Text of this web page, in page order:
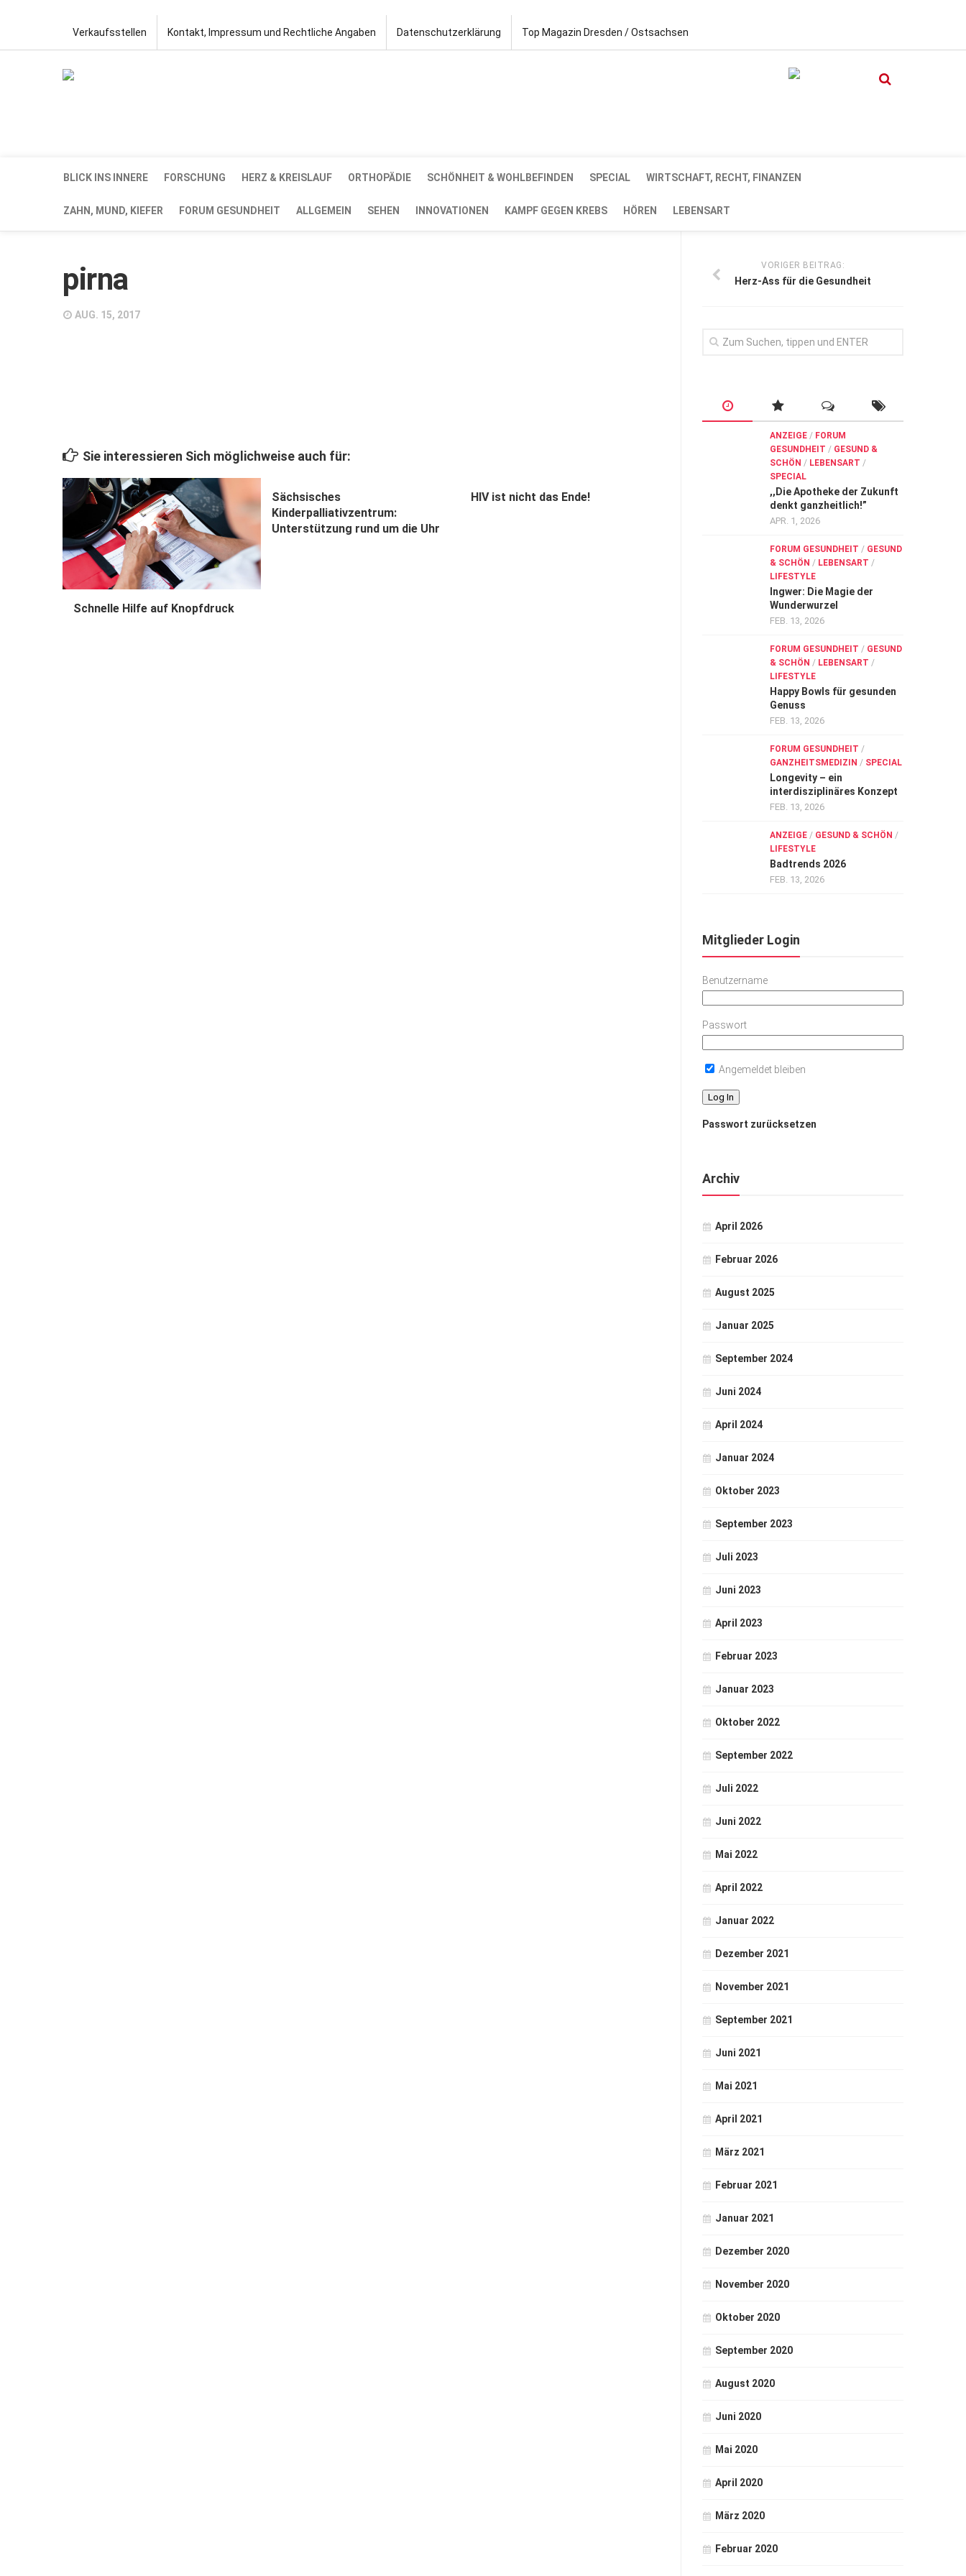
Verkaufsstellen Kontakt, Impressum und Rechtliche Angaben Datenschutzerklärung Top Magazin Dresden / Ostsachsen
BLICK INS INNERE FORSCHUNG HERZ & KREISLAUF ORTHOPÄDIE SCHÖNHEIT & WOHLBEFINDEN SPECIAL WIRTSCHAFT, RECHT, FINANZEN
ZAHN, MUND, KIEFER FORUM GESUNDHEIT ALLGEMEIN SEHEN INNOVATIONEN KAMPF GEGEN KREBS HÖREN LEBENSART
pirna
AUG. 15, 2017
Sie interessieren Sich möglichweise auch für:
Schnelle Hilfe auf Knopfdruck
Sächsisches
Kinderpalliativzentrum:
Unterstützung rund um die Uhr
HIV ist nicht das Ende!
VORIGER BEITRAG:
Herz-Ass für die Gesundheit
ANZEIGE / FORUM
GESUNDHEIT / GESUND &
SCHÖN / LEBENSART /
SPECIAL
,,Die Apotheke der Zukunft
denkt ganzheitlich!”
APR. 1, 2026
FORUM GESUNDHEIT / GESUND
& SCHÖN / LEBENSART /
LIFESTYLE
Ingwer: Die Magie der
Wunderwurzel
FEB. 13, 2026
FORUM GESUNDHEIT / GESUND
& SCHÖN / LEBENSART /
LIFESTYLE
Happy Bowls für gesunden
Genuss
FEB. 13, 2026
FORUM GESUNDHEIT /
GANZHEITSMEDIZIN / SPECIAL
Longevity – ein
interdisziplinäres Konzept
FEB. 13, 2026
ANZEIGE / GESUND & SCHÖN /
LIFESTYLE
Badtrends 2026
FEB. 13, 2026
Mitglieder Login
Benutzername
Passwort
Angemeldet bleiben
Passwort zurücksetzen
Archiv
April 2026
Februar 2026
August 2025
Januar 2025
September 2024
Juni 2024
April 2024
Januar 2024
Oktober 2023
September 2023
Juli 2023
Juni 2023
April 2023
Februar 2023
Januar 2023
Oktober 2022
September 2022
Juli 2022
Juni 2022
Mai 2022
April 2022
Januar 2022
Dezember 2021
November 2021
September 2021
Juni 2021
Mai 2021
April 2021
März 2021
Februar 2021
Januar 2021
Dezember 2020
November 2020
Oktober 2020
September 2020
August 2020
Juni 2020
Mai 2020
April 2020
März 2020
Februar 2020